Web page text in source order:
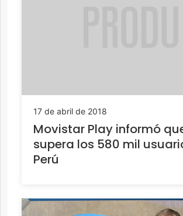
17 de abril de 2018
Movistar Play informó
supera los 580 mil
Perú